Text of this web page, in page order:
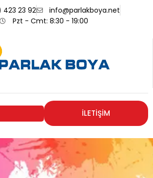
423 23 92
info@parlakboya.net
Pzt - Cmt: 8:30 - 19:00
İLETİŞİM